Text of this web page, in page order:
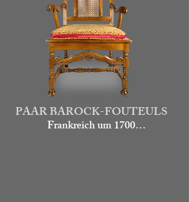
sind noch in einem guten Zustand.
1.900.-
Art.go50
PAAR BAROCK-FOUTEULS
Frankreich um 1700